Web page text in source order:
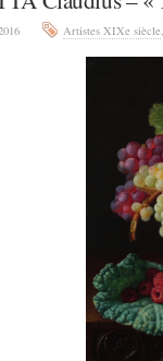
Artistes XIXe siècle